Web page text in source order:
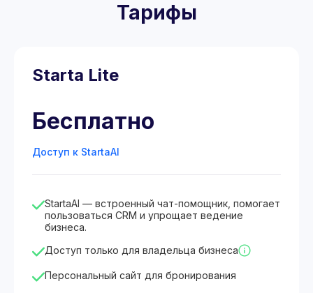
Тарифы
Starta Lite
Бесплатно
Доступ к StartaAI
StartaAI — встроенный чат-помощник, помогает
пользоваться CRM и упрощает ведение
бизнеса.
Доступ только для владельца бизнеса
Персональный сайт для бронирования